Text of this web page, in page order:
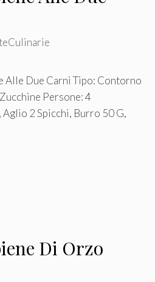
Alle Due Carni Tipo: Contorno
Persone: 4
Aglio 2 Spicchi, Burro 50 G,
Di Orzo